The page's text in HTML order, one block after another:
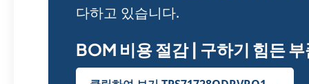
다하고 있습니다.
BOM 비용 절감 | 구하기 힘든